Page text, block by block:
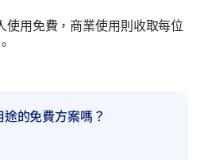
用免費，商業使用則收取每位
的免費方案嗎？